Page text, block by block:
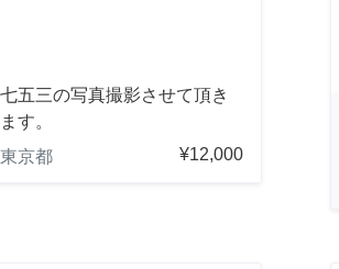
七五三の写真撮影させて頂き
ます。
東京都
¥12,000